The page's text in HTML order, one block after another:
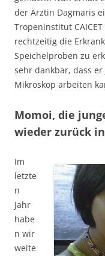
der Ärztin Dagmaris
Tropeninstitut
rechtzeitig die
Speichelproben zu
sehr dankbar, dass
Mikroskop arbeiten
Momoi, die
wieder zurück
Im
letzte
n
Jahr
habe
n wir
weite